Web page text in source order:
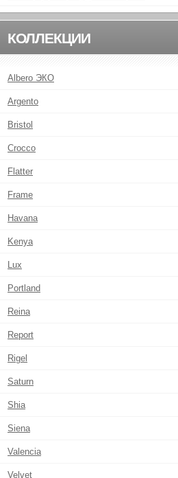
КОЛЛЕКЦИИ
Albero ЭКО
Argento
Bristol
Crocco
Flatter
Frame
Havana
Kenya
Lux
Portland
Reina
Report
Rigel
Saturn
Shia
Siena
Valencia
Velvet